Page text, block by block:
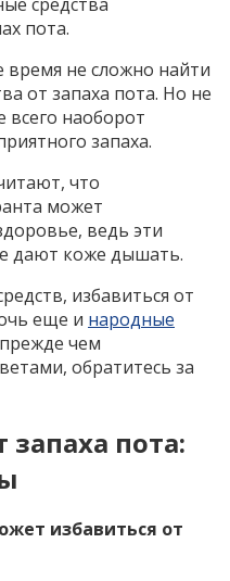
пота.
время не сложно найти
от запаха пота. Но не
всего наоборот
запаха.
что
может
ведь эти
дают коже дышать.
избавиться от
еще и народные
чем
обратитесь за
запаха пота:
избавиться от